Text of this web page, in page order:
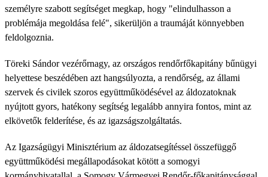
személyre szabott segítséget megkap, hogy "elindulhasson a
problémája megoldása felé", sikerüljön a traumáját könnyebben
feldolgoznia.
Töreki Sándor vezérőrnagy, az országos rendőrfőkapitány bűnügyi
helyettese beszédében azt hangsúlyozta, a rendőrség, az állami
szervek és civilek szoros együttműködésével az áldozatoknak
nyújtott gyors, hatékony segítség legalább annyira fontos, mint az
elkövetők felderítése, és az igazságszolgáltatás.
Az Igazságügyi Minisztérium az áldozatsegítéssel összefüggő
együttműködési megállapodásokat kötött a somogyi